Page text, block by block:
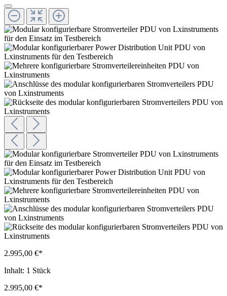
2.995,00 €*
Inhalt: 1 Stück
2.995,00 €*